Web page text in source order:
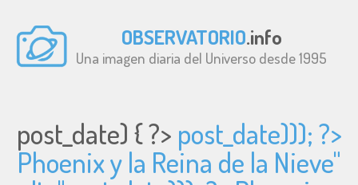
OBSERVATORIO.info
Una imagen diaria del Universo desde 1995
post_date) { ?> post_date))); ?>
Phoenix y la Reina de la Nieve"